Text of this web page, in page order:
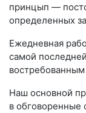
принцып —
определенных
Ежедневная
самой
Наш основной
в обговоренные